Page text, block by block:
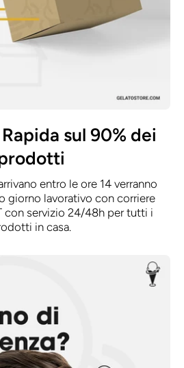
sul 90% dei
entro le ore 14 verranno
giorno lavorativo con corriere
con servizio 24/48h per tutti i
in casa.